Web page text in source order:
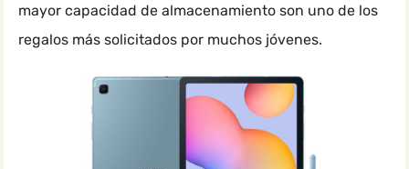
mayor capacidad de almacenamiento son uno de los
regalos más solicitados por muchos jóvenes.